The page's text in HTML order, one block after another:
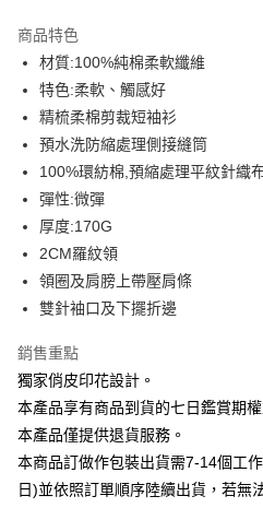
合作金庫商業銀行
華南商業銀行
上海商業儲蓄銀行
國泰世華商業銀行
臺灣中小企業銀行
匯豐（台灣）商業銀行
聯邦商業銀行
元大商業銀行
玉山商業銀行
台新國際商業銀行
台灣樂天信用卡公司
6 期 0 利率 每期
華南商業銀行
上海商業儲蓄銀行
國泰世華商業銀行
臺灣中小企業銀行
匯豐（台灣）商業銀行
聯邦商業銀行
元大商業銀行
玉山商業銀行
台新國際商業銀行
台灣樂天信用卡公司
12 期 0 利率 每期NT$23
合作金庫商業銀行
上海商業儲蓄銀行
國泰世華商業銀行
臺灣中小企業銀行
匯豐（台灣）商業銀行
聯邦商業銀行
元大商業銀行
玉山商業銀行
台新國際商業銀行
超商取貨付款
LINE Pay
Apple Pay
街口支付
悠遊付
Google Pay
全盈+PAY
大哥付你分期
相關說明
1.本服務由台灣大哥大提供，台灣大哥
2.付款方式選擇「大哥付你分期」，訂單
AFTEE先享後付
相關說明
商品特色
材質:100%純棉柔軟纖維
特色:柔軟、觸感好
精梳柔棉剪裁短袖衫
預水洗防縮處理側接縫筒
100%環紡棉,預縮處理平紋針織
彈性:微彈
厚度:170G
2CM羅紋領
領圈及肩膀上帶壓肩條
雙針袖口及下擺折邊
銷售重點
獨家俏皮印花設計。
本產品享有商品到貨的七日鑑賞期權
本產品僅提供退貨服務。
本商品訂做作包裝出貨需7-14個工
日)並依照訂單順序陸續出貨，若無